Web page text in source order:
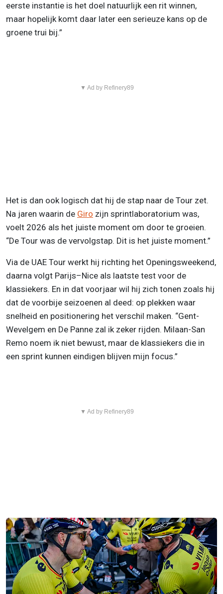
eerste instantie is het doel natuurlijk een rit winnen,
maar hopelijk komt daar later een serieuze kans op de
groene trui bij.”
▼ Ad by Refinery89
Het is dan ook logisch dat hij de stap naar de Tour zet.
Na jaren waarin de Giro zijn sprintlaboratorium was,
voelt 2026 als het juiste moment om door te groeien.
“De Tour was de vervolgstap. Dit is het juiste moment.”
Via de UAE Tour werkt hij richting het Openingsweekend,
daarna volgt Parijs–Nice als laatste test voor de
klassiekers. En in dat voorjaar wil hij zich tonen zoals hij
dat de voorbije seizoenen al deed: op plekken waar
snelheid en positionering het verschil maken. “Gent-
Wevelgem en De Panne zal ik zeker rijden. Milaan-San
Remo noem ik niet bewust, maar de klassiekers die in
een sprint kunnen eindigen blijven mijn focus.”
▼ Ad by Refinery89